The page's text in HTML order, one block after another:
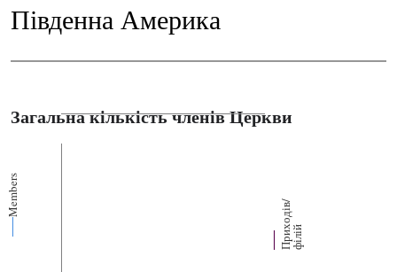
Південна Америка
Загальна кількість членів Церкви
Members
П
р
их
о
д
і
в
/
ф
і
л
ій